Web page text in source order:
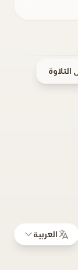
التلاوة
العربية